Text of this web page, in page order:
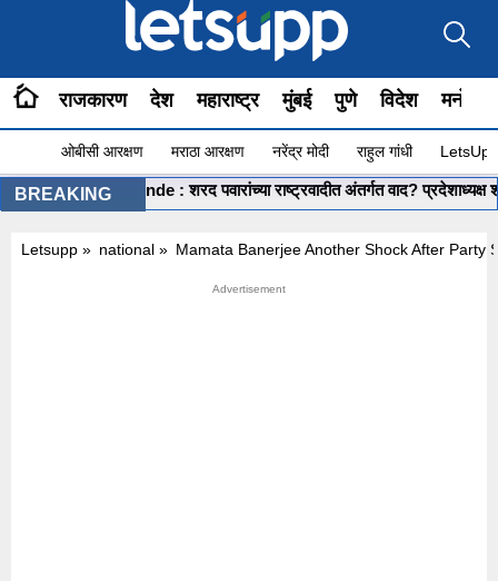
राजकारण देश महाराष्ट्र मुंबई पुणे विदेश
ओबीसी आरक्षण मराठा आरक्षण नरेंद्र मोदी राहुल गांधी
BREAKINGShinde : शरद पवारांच्या राष्ट्रवादीत अंतर्गत वाद? प्रदेशाध्यक्ष
Letsupp » national » Mamata Banerjee Another Shock After Party